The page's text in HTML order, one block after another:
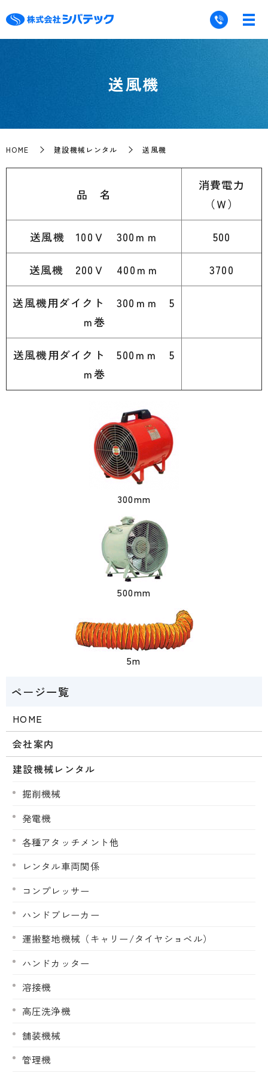
送風機
HOME 建設機械レンタル 送風機
品 名
消費電力
（Ｗ）
送風機 100Ｖ 300ｍｍ 500
送風機 200Ｖ 400ｍｍ 3700
送風機用ダイクト 300ｍｍ 5
ｍ巻
送風機用ダイクト 500ｍｍ 5
ｍ巻
300mm
500mm
5m
HOME
会社案内
建設機械レンタル
掘削機械
発電機
各種アタッチメント他
レンタル車両関係
コンプレッサー
ハンドブレーカー
運搬整地機械（キャリー/タイヤショベル）
ハンドカッター
溶接機
高圧洗浄機
舗装機械
管理機